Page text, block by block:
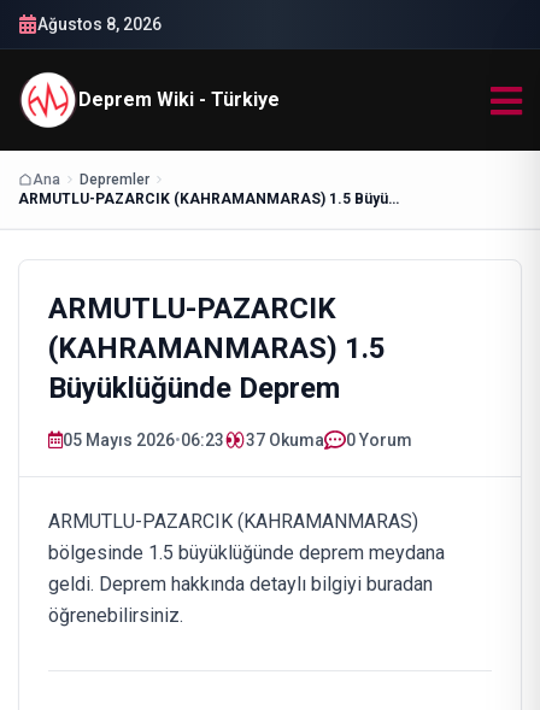
Ağustos 8, 2026
Deprem Wiki - Türkiye
Ana
Depremler
ARMUTLU-PAZARCIK (KAHRAMANMARAS) 1.5 Büyüklüğünde Deprem
ARMUTLU-PAZARCIK
(KAHRAMANMARAS) 1.5
Büyüklüğünde Deprem
05 Mayıs 2026•06:23 37 Okuma 0 Yorum
ARMUTLU-PAZARCIK (KAHRAMANMARAS)
bölgesinde 1.5 büyüklüğünde deprem meydana
geldi. Deprem hakkında detaylı bilgiyi buradan
öğrenebilirsiniz.